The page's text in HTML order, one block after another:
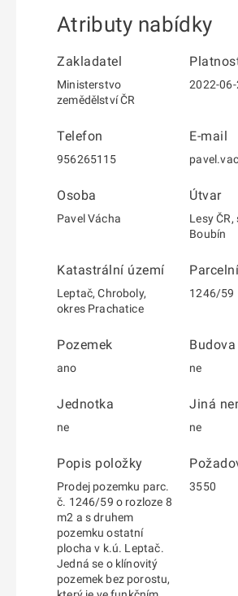
Atributy nabídky
Zakladatel
Ministerstvo
zemědělství ČR
2022-06-
Telefon
956265115
E-mail
Osoba
Pavel Vácha
Útvar
Lesy ČR,
Boubín
Katastrální území
Leptač, Chroboly,
okres Prachatice
1246/59
Pozemek
ano
Budova
ne
Jednotka
ne
Jiná
ne
Popis položky
Prodej pozemku parc.
č. 1246/59 o rozloze 8
m2 a s druhem
pozemku ostatní
plocha v k.ú. Leptač.
Jedná se o klínovitý
pozemek bez porostu,
3550